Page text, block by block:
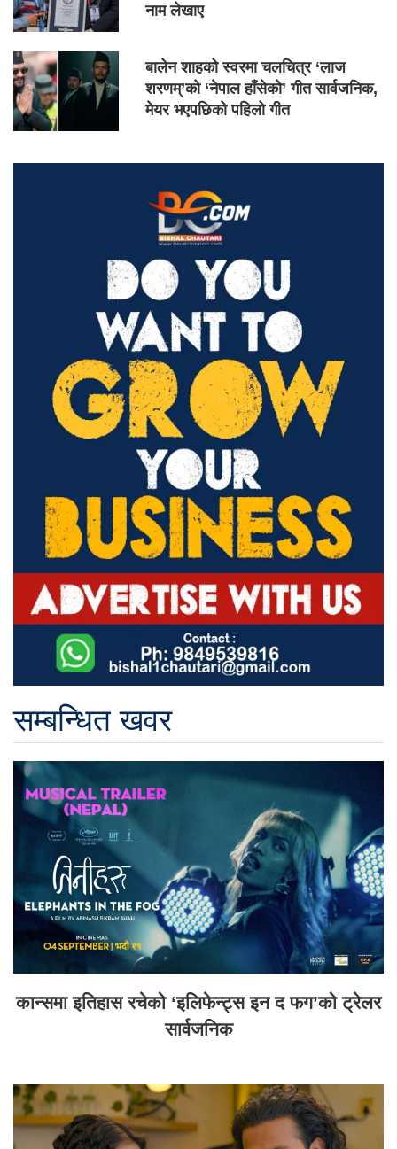
नाम लेखाए
बालेन शाहको स्वरमा चलचित्र ‘लाज
शरणम्’को ‘नेपाल हाँसेको’ गीत सार्वजनिक,
मेयर भएपछिको पहिलो गीत
सम्बन्धित खवर
कान्समा इतिहास रचेको ‘इलिफेन्ट्स इन द फग’को ट्रेलर
सार्वजनिक